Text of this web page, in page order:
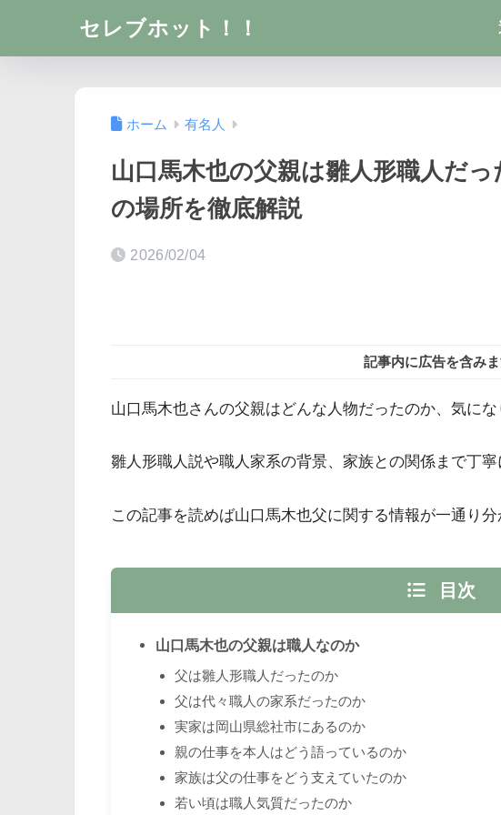
セレブホット！！
ホーム 有名人
山口馬木也の父親は雛人形職人だ
の場所を徹底解説
2026/02/04
記事内に広告を含み
山口馬木也さんの父親はどんな人物だったのか、気にな
雛人形職人説や職人家系の背景、家族との関係まで丁寧
この記事を読めば山口馬木也父に関する情報が一通り分
目次
山口馬木也の父親は職人なのか
父は雛人形職人だったのか
父は代々職人の家系だったのか
実家は岡山県総社市にあるのか
親の仕事を本人はどう語っているのか
家族は父の仕事をどう支えていたのか
若い頃は職人気質だったのか